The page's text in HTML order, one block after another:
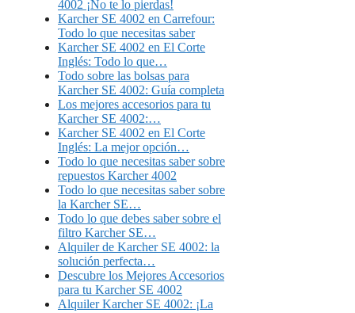
4002 ¡No te lo pierdas!
Karcher SE 4002 en Carrefour:
Todo lo que necesitas saber
Karcher SE 4002 en El Corte
Inglés: Todo lo que…
Todo sobre las bolsas para
Karcher SE 4002: Guía completa
Los mejores accesorios para tu
Karcher SE 4002:…
Karcher SE 4002 en El Corte
Inglés: La mejor opción…
Todo lo que necesitas saber sobre
repuestos Karcher 4002
Todo lo que necesitas saber sobre
la Karcher SE…
Todo lo que debes saber sobre el
filtro Karcher SE…
Alquiler de Karcher SE 4002: la
solución perfecta…
Descubre los Mejores Accesorios
para tu Karcher SE 4002
Alquiler Karcher SE 4002: ¡La